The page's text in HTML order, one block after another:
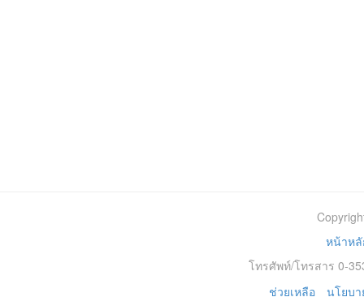
หน้าห
โทรศัพท์/โทรสาร 0-
ช่วยเหลือ
นโยบา